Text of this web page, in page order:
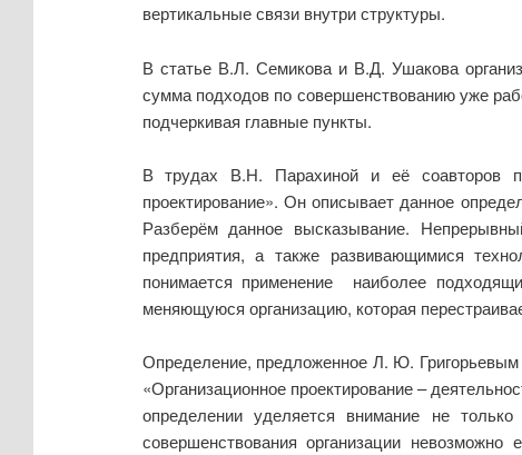
вертикальные связи внутри структуры.
В статье В.Л. Семикова и В.Д. Ушакова
сумма подходов по совершенствованию уже
подчеркивая главные пункты.
В трудах В.Н. Парахиной и её соавторов
проектирование». Он описывает данное
Разберём данное высказывание.
предприятия, а также развивающимися
понимается применение наиболее
меняющуюся организацию, которая
Определение, предложенное Л. Ю.
«Организационное проектирование –
определении уделяется внимание не
совершенствования организации